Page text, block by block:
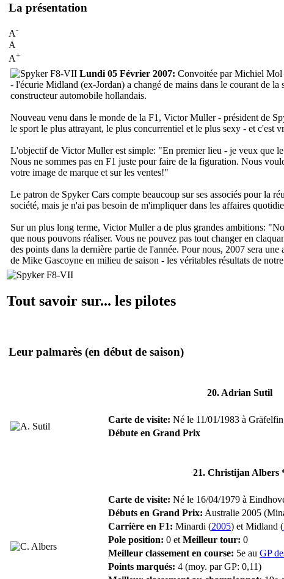
La présentation
A-
A
A+
Lundi 05 Février 2007: Convoitée par Michiel Mol
- l'écurie Midland (ex-Jordan) a changé de mains dans le courant de
constructeur automobile hollandais.
Nouveau venu dans le monde de la F1, Victor Muller - président de
le sport le plus attrayant, le plus concurrentiel et le plus sexy - et c'est
L'objectif de Victor Muller est simple: "En premier lieu - je veux que
Nous ne sommes pas en F1 juste pour faire de la figuration. Nous
votre image de marque et sur les ventes!"
Le patron de Spyker Cars compte beaucoup sur ses associés pour la
société, mais je n'ai pas besoin de m'impliquer dans les affaires
Sur un plus long terme, Victor Muller a de plus grandes ambitions: "
que nous pouvons réaliser. Vous ne pouvez pas tout changer en
des points dans la dernière partie de l'année. Pour nous, 2007 sera
de Mike Gascoyne en milieu de saison - les véritables résultats de
Tout savoir sur... les pilotes
Leur palmarès (en début de saison)
20. Adrian Sutil
Carte de visite: Né le 11/01/1983 à
Débute en Grand Prix
21. Christijan Albers
Carte de visite: Né le 16/04/1979 à
Débuts en Grand Prix: Australie 2005
Carrière en F1: Minardi (2005) et Midland (
Pole position: 0 et Meilleur tour: 0
Meilleur classement en course: 5e au GP
Points marqués: 4 (moy. par GP: 0,11)